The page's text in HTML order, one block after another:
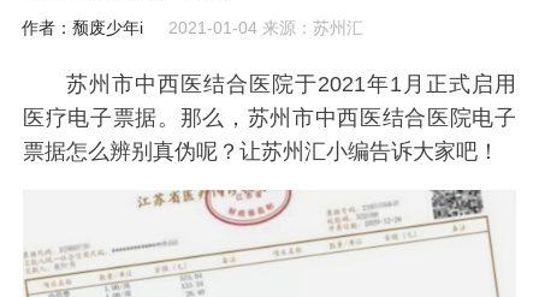
作者：颓废少年i 2021-01-04 来源：苏州汇
苏州市中西医结合医院于2021年1月正式启用
医疗电子票据。那么，苏州市中西医结合医院电子
票据怎么辨别真伪呢？让苏州汇小编告诉大家吧！